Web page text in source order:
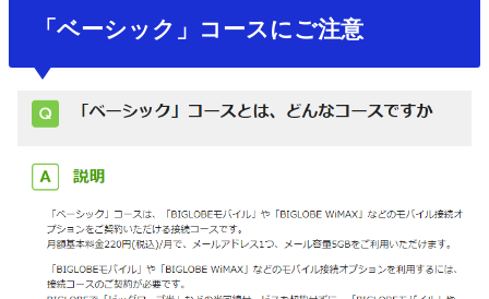
「ベーシック」コースにご注意